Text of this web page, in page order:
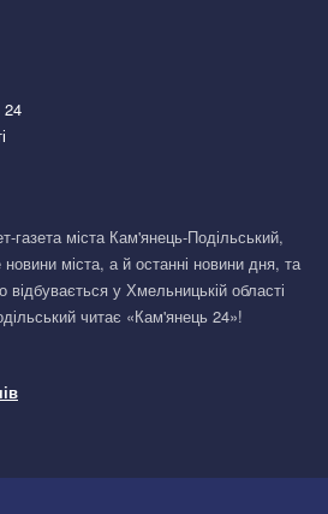
24
газета міста Кам'янець-Подільський,
міста, а й останні новини дня, та
у Хмельницькій області
читає «Кам'янець 24»!